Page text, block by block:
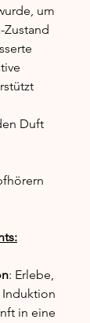
um
Zustand
Duft
: Erlebe,
in eine